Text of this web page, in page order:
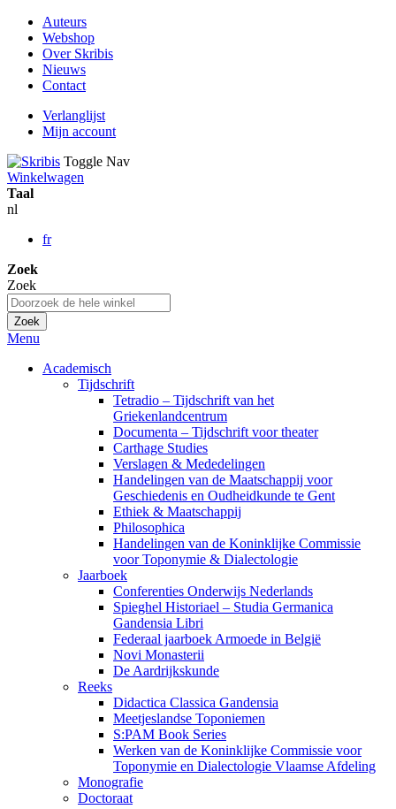
Auteurs
Webshop
Over Skribis
Nieuws
Contact
Verlanglijst
Mijn account
Toggle Nav
Winkelwagen
Taal
nl
fr
Zoek
Zoek
Zoek
Menu
Academisch
Tijdschrift
Tetradio – Tijdschrift van het
Griekenlandcentrum
Documenta – Tijdschrift voor theater
Carthage Studies
Verslagen & Mededelingen
Handelingen van de Maatschappij voor
Geschiedenis en Oudheidkunde te Gent
Ethiek & Maatschappij
Philosophica
Handelingen van de Koninklijke Commissie
voor Toponymie & Dialectologie
Jaarboek
Conferenties Onderwijs Nederlands
Spieghel Historiael – Studia Germanica
Gandensia Libri
Federaal jaarboek Armoede in België
Novi Monasterii
De Aardrijkskunde
Reeks
Didactica Classica Gandensia
Meetjeslandse Toponiemen
S:PAM Book Series
Werken van de Koninklijke Commissie voor
Toponymie en Dialectologie Vlaamse Afdeling
Monografie
Doctoraat